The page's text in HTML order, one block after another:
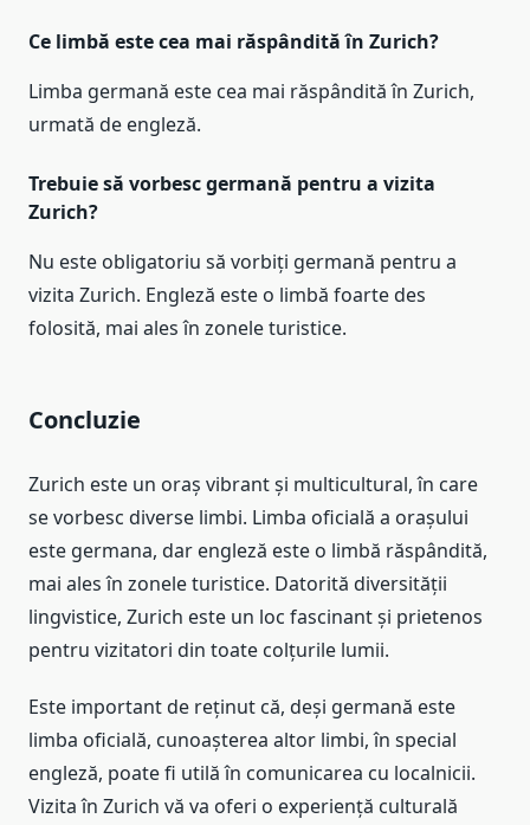
Ce limbă este cea mai răspândită în Zurich?
Limba germană este cea mai răspândită în Zurich,
urmată de engleză.
Trebuie să vorbesc germană pentru a vizita
Zurich?
Nu este obligatoriu să vorbiți germană pentru a
vizita Zurich. Engleză este o limbă foarte des
folosită, mai ales în zonele turistice.
Concluzie
Zurich este un oraș vibrant și multicultural, în care
se vorbesc diverse limbi. Limba oficială a orașului
este germana, dar engleză este o limbă răspândită,
mai ales în zonele turistice. Datorită diversității
lingvistice, Zurich este un loc fascinant și prietenos
pentru vizitatori din toate colțurile lumii.
Este important de reținut că, deși germană este
limba oficială, cunoașterea altor limbi, în special
engleză, poate fi utilă în comunicarea cu localnicii.
Vizita în Zurich vă va oferi o experiență culturală